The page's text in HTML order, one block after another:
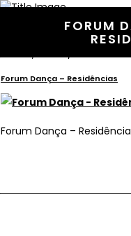
FORUM
5 Maio, 2020 In
Forum Dança – Residências
Forum Dança –